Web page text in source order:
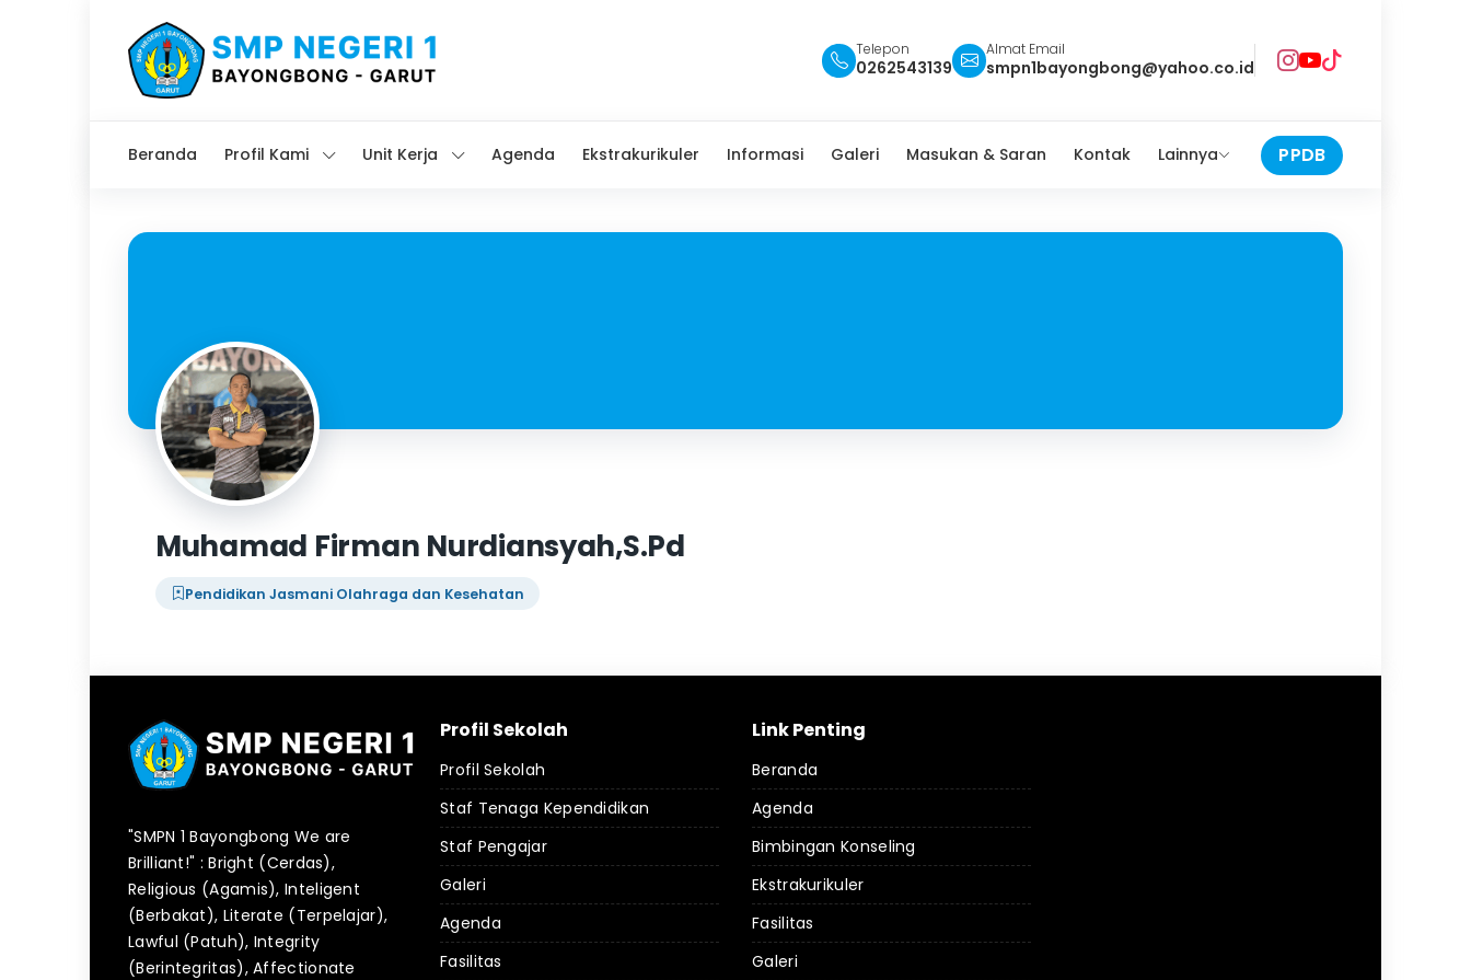
Telepon
0262543139
Almat Email
smpn1bayongbong@yahoo.co.id
Beranda Profil Kami Unit Kerja Agenda Ekstrakurikuler Informasi Galeri Masukan & Saran Kontak Lainnya PPDB
Muhamad Firman Nurdiansyah,S.Pd
Pendidikan Jasmani Olahraga dan Kesehatan
"SMPN 1 Bayongbong We are
Brilliant!" : Bright (Cerdas),
Religious (Agamis), Inteligent
(Berbakat), Literate (Terpelajar),
Lawful (Patuh), Integrity
(Berintegritas), Affectionate
Profil Sekolah
Profil Sekolah
Staf Tenaga Kependidikan
Staf Pengajar
Galeri
Agenda
Fasilitas
Link Penting
Beranda
Agenda
Bimbingan Konseling
Ekstrakurikuler
Fasilitas
Galeri